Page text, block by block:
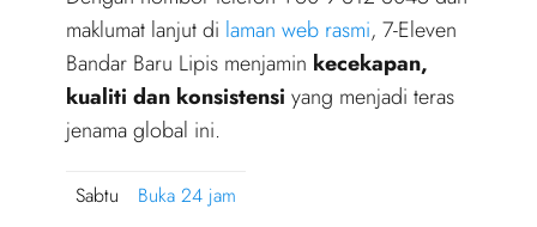
maklumat lanjut di laman web rasmi, 7-Eleven
Bandar Baru Lipis menjamin kecekapan,
kualiti dan konsistensi yang menjadi teras
jenama global ini.
Sabtu Buka 24 jam